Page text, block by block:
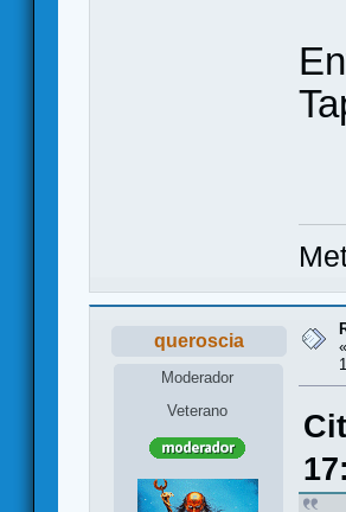
queroscia
Moderador
Veterano
«